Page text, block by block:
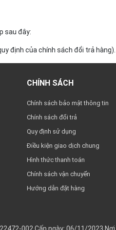
sau đây:
định của chính sách đổi trả hàng).
CHÍNH SÁCH
Chính sách bảo mật thông tin
Chính sách đổi trả
Quy định sử dụng
Điều kiện giao dịch chung
Hình thức thanh toán
Chính sách vận chuyển
Hướng dẫn đặt hàng